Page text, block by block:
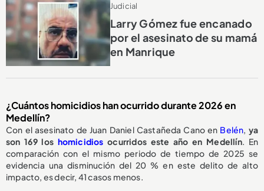
Judicial
Larry Gómez fue encanado
por el asesinato de su mamá
en Manrique
¿Cuántos homicidios han ocurrido durante 2026 en
Medellín?
Con el asesinato de Juan Daniel Castañeda Cano en Belén, ya
son 169 los homicidios ocurridos este año en Medellín. En
comparación con el mismo periodo de tiempo de 2025 se
evidencia una disminución del 20 % en este delito de alto
impacto, es decir, 41 casos menos.